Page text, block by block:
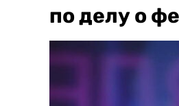
по делу о